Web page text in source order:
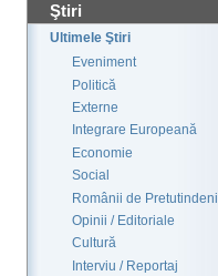
Ştiri
Ultimele Ştiri
Eveniment
Politică
Externe
Integrare Europeană
Economie
Social
Românii de Pretutindeni
Opinii / Editoriale
Cultură
Interviu / Reportaj